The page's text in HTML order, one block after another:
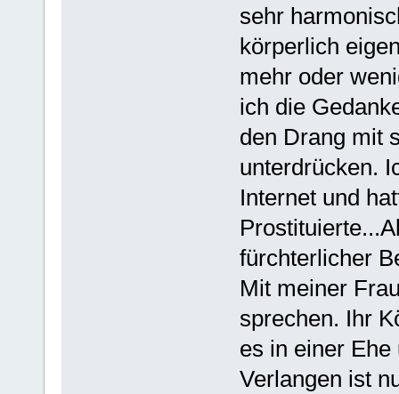
sehr
körperlich
mehr oder
ich die
den Drang mit
unterdrücken.
Internet und
fürchterlicher
Mit meiner
sprechen. Ihr
es in einer
Verlangen ist